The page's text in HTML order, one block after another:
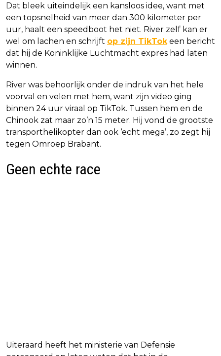
Dat bleek uiteindelijk een kansloos idee, want met
een topsnelheid van meer dan 300 kilometer per
uur, haalt een speedboot het niet. River zelf kan er
wel om lachen en schrijft op zijn TikTok een bericht
dat hij de Koninklijke Luchtmacht expres had laten
winnen.
River was behoorlijk onder de indruk van het hele
voorval en velen met hem, want zijn video ging
binnen 24 uur viraal op TikTok. Tussen hem en de
Chinook zat maar zo’n 15 meter. Hij vond de grootste
transporthelikopter dan ook ‘echt mega’, zo zegt hij
tegen Omroep Brabant.
Geen echte race
Uiteraard heeft het ministerie van Defensie